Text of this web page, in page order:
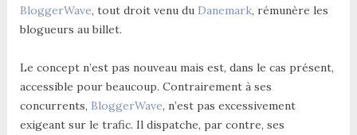
BloggerWave, tout droit venu du Danemark, rémunère les
blogueurs au billet.
Le concept n’est pas nouveau mais est, dans le cas présent,
accessible pour beaucoup. Contrairement à ses
concurrents, BloggerWave, n’est pas excessivement
exigeant sur le trafic. Il dispatche, par contre, ses